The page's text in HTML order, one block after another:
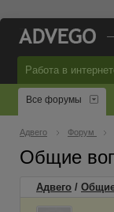
Работа в
Все форумы
Адвего Форум
Общие
Адвего /